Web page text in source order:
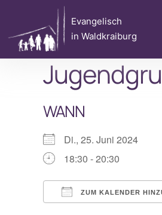
springen
Evangelisch
in Waldkraiburg
WANN
Di., 25. Juni 2024
18:30 - 20:30
ZUM KALENDER